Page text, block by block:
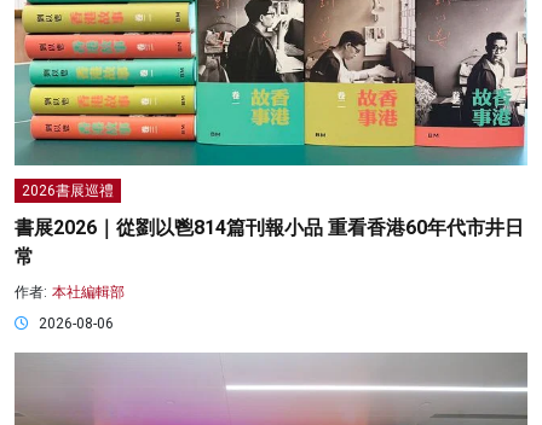
2026書展巡禮
書展2026｜從劉以鬯814篇刊報小品 重看香港60年代市井日
常
作者: 本社編輯部
2026-08-06